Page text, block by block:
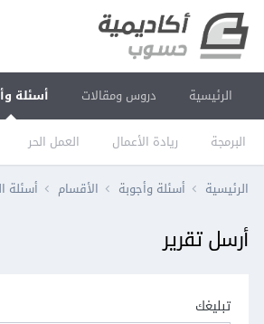
الرئيسية دروس ومقالات أسئلة
البرمجة ريادة الأعمال العمل الحر
الرئيسية أسئلة وأجوبة الأقسام أسئلة
أرسل تقرير
تبليغك